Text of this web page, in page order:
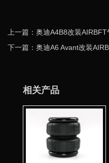
上一篇：奥迪A4B8改装
下一篇：奥迪A6 Avant改装
相关产品